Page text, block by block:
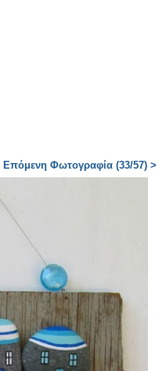
Επόμενη Φωτογραφία (33/57) >